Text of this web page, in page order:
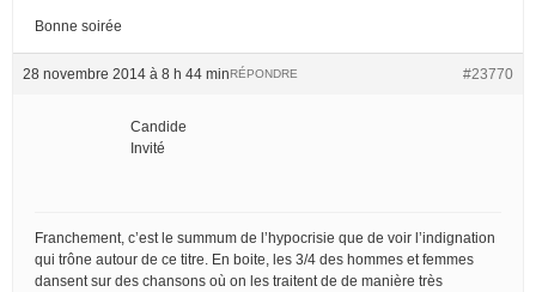
Bonne soirée
28 novembre 2014 à 8 h 44 min #23770
RÉPONDRE
Candide
Invité
Franchement, c’est le summum de l’hypocrisie que de voir l’indignation
qui trône autour de ce titre. En boite, les 3/4 des hommes et femmes
dansent sur des chansons où on les traitent de de manière très